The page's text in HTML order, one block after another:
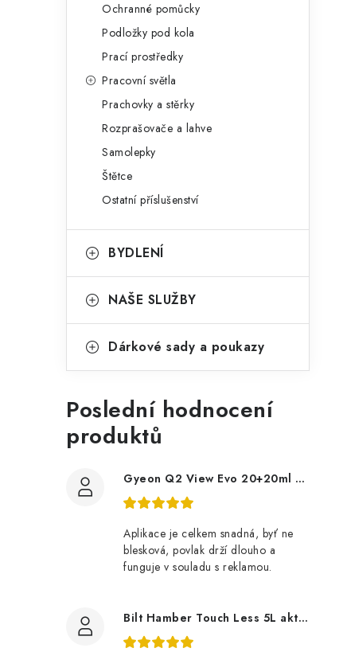
Ochranné pomůcky
Podložky pod kola
Prací prostředky
Pracovní světla
Prachovky a stěrky
Rozprašovače a lahve
Samolepky
Štětce
Ostatní příslušenství
BYDLENÍ
NAŠE SLUŽBY
Dárkové sady a poukazy
Poslední hodnocení
produktů
Gyeon Q2 View Evo 20+20ml nanopovlak na okna
Aplikace je celkem snadná, byť ne
blesková, povlak drží dlouho a
funguje v souladu s reklamou.
Bilt Hamber Touch Less 5L aktivní pěna